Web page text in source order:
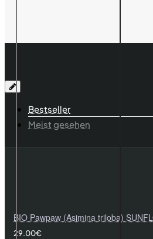
Bestseller
Meist gesehen
BIO Pawpaw (Asimina triloba)
29.00€